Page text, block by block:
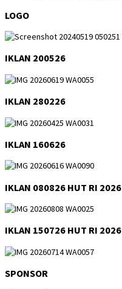
LOGO
IKLAN 200526
IKLAN 280226
IKLAN 160626
IKLAN 080826 HUT RI 2026
IKLAN 150726 HUT RI 2026
SPONSOR